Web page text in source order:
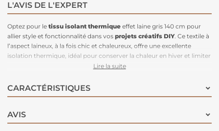
L'AVIS DE L'EXPERT
Optez pour le tissu isolant thermique effet laine gris 140 cm pour
allier style et fonctionnalité dans vos projets créatifs DIY. Ce textile à
l’aspect laineux, à la fois chic et chaleureux, offre une excellente
isolation thermique, idéal pour conserver la chaleur en hiver et limiter
les déperditions énergétiques. Sa teinte grise sobre et élégante
confectionner des rideaux, des stores ou d’autres éléments textiles.
Résistant et facile à travailler, ce tissu est parfait pourpersonnaliser
Lire la suite
CARACTÉRISTIQUES
AVIS